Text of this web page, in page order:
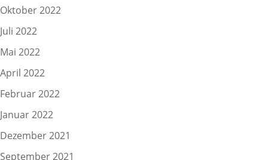
Oktober 2022
Juli 2022
Mai 2022
April 2022
Februar 2022
Januar 2022
Dezember 2021
September 2021